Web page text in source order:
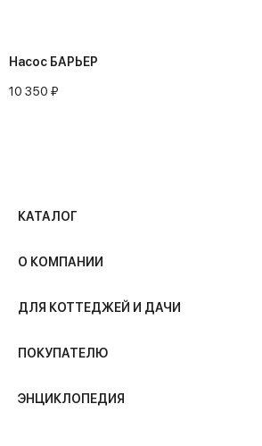
Насос БАРЬЕР
10 350 ₽
КАТАЛОГ
О КОМПАНИИ
ДЛЯ КОТТЕДЖЕЙ И ДАЧИ
ПОКУПАТЕЛЮ
ЭНЦИКЛОПЕДИЯ